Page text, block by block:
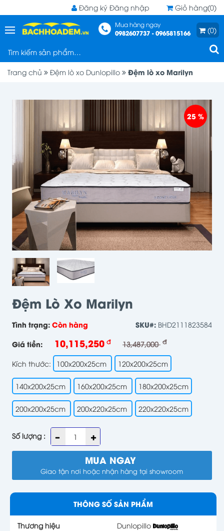
Đăng ký Đăng nhập Giỏ hàng(0)
Mua hàng ngay
0982607737 - 0965815166
(0)
Trang chủ Đệm lò xo Dunlopillo Đệm lò xo Marilyn
25 %
Đệm Lò Xo Marilyn
Tình trạng:Còn hàng SKU#: BHD2111823584
Giá tiền: 10,115,250 đ 13,487,000 đ
Kích thước: 100x200x25cm 120x200x25cm
140x200x25cm 160x200x25cm 180x200x25cm
200x200x25cm 200x220x25cm 220x220x25cm
Số lượng :
MUA NGAY
Giao tận nơi hoặc nhận hàng tại showroom
THÔNG SỐ SẢN PHẨM
Thương hiệu Dunlopillo